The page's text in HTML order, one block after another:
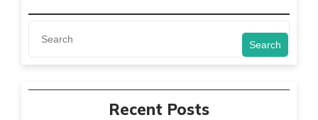
Search
Recent Posts